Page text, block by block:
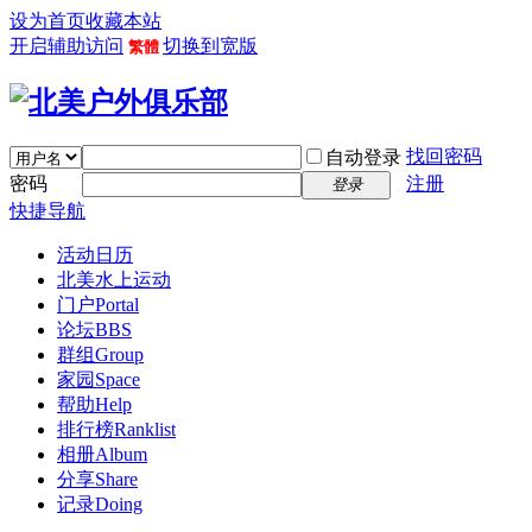
设为首页收藏本站
开启辅助访问 繁體 切换到宽版
自动登录 找回密码
密码
登录
注册
快捷导航
活动日历
北美水上运动
门户Portal
论坛BBS
群组Group
家园 Space
帮助Help
排行榜Ranklist
相册Album
分享Share
记录Doing